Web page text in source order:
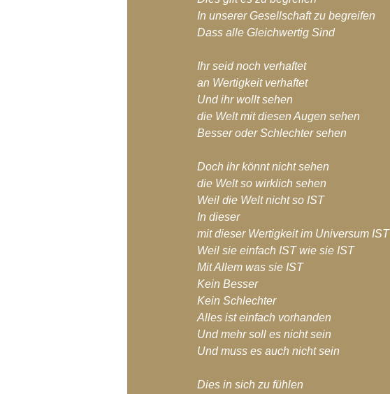
Blog-Archiv-2021 Blog-Archiv-2020
Blog-Archiv-2018 Blog-Archiv-2017
In unserer Gesellschaft zu begreifen
Dass alle Gleichwertig Sind
Ihr seid noch verhaftet
an Wertigkeit verhaftet
Und ihr wollt sehen
die Welt mit diesen Augen sehen
Besser oder Schlechter sehen
Doch ihr könnt nicht sehen
die Welt so wirklich sehen
Weil die Welt nicht so IST
In dieser
mit dieser Wertigkeit im Universum IST
Weil sie einfach IST wie sie IST
Mit Allem was sie IST
Kein Besser
Kein Schlechter
Alles ist einfach vorhanden
Und mehr soll es nicht sein
Und muss es auch nicht sein
Dies in sich zu fühlen